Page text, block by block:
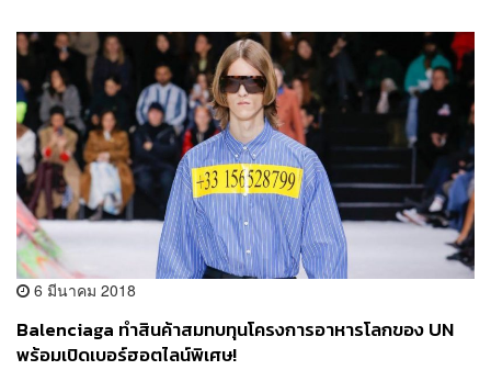
6 มีนาคม 2018
Balenciaga ทำสินค้าสมทบทุนโครงการอาหารโลกของ UN
พร้อมเปิดเบอร์ฮอตไลน์พิเศษ!